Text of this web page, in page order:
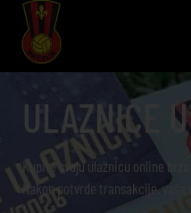
ULAZNICE U
Kupite svoju ulaznicu online brzo
Nakon potvrde transakcije, vaša